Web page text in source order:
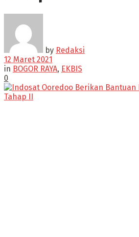
by Redaksi
12 Maret 2021
in BOGOR RAYA, EKBIS
0